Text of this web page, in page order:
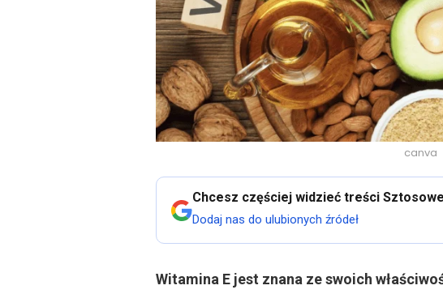
canva
Chcesz częściej widzieć treści
Dodaj nas do ulubionych źródeł
Witamina E jest znana ze swoich